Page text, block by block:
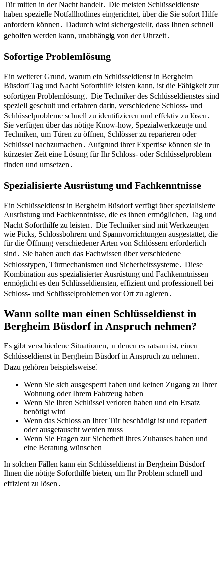
Tür mitten in der Nacht handelt․ Die meisten Schlüsseldienste
haben spezielle Notfallhotlines eingerichtet, über die Sie sofort Hilfe
anfordern können․ Dadurch wird sichergestellt, dass Ihnen schnell
geholfen werden kann, unabhängig von der Uhrzeit․
Sofortige Problemlösung
Ein weiterer Grund, warum ein Schlüsseldienst in Bergheim
Büsdorf Tag und Nacht Soforthilfe leisten kann, ist die Fähigkeit zur
sofortigen Problemlösung․ Die Techniker des Schlüsseldienstes sind
speziell geschult und erfahren darin, verschiedene Schloss- und
Schlüsselprobleme schnell zu identifizieren und effektiv zu lösen․
Sie verfügen über das nötige Know-how, Spezialwerkzeuge und
Techniken, um Türen zu öffnen, Schlösser zu reparieren oder
Schlüssel nachzumachen․ Aufgrund ihrer Expertise können sie in
kürzester Zeit eine Lösung für Ihr Schloss- oder Schlüsselproblem
finden und umsetzen․
Spezialisierte Ausrüstung und Fachkenntnisse
Ein Schlüsseldienst in Bergheim Büsdorf verfügt über spezialisierte
Ausrüstung und Fachkenntnisse, die es ihnen ermöglichen, Tag und
Nacht Soforthilfe zu leisten․ Die Techniker sind mit Werkzeugen
wie Picks, Schlossbohrern und Spannvorrichtungen ausgestattet, die
für die Öffnung verschiedener Arten von Schlössern erforderlich
sind․ Sie haben auch das Fachwissen über verschiedene
Schlosstypen, Türmechanismen und Sicherheitssysteme․ Diese
Kombination aus spezialisierter Ausrüstung und Fachkenntnissen
ermöglicht es den Schlüsseldiensten, effizient und professionell bei
Schloss- und Schlüsselproblemen vor Ort zu agieren․
Wann sollte man einen Schlüsseldienst in
Bergheim Büsdorf in Anspruch nehmen?​
Es gibt verschiedene Situationen, in denen es ratsam ist, einen
Schlüsseldienst in Bergheim Büsdorf in Anspruch zu nehmen․
Dazu gehören beispielsweise⁚
Wenn Sie sich ausgesperrt haben und keinen Zugang zu Ihrer
Wohnung oder Ihrem Fahrzeug haben
Wenn Sie Ihren Schlüssel verloren haben und ein Ersatz
benötigt wird
Wenn das Schloss an Ihrer Tür beschädigt ist und repariert
oder ausgetauscht werden muss
Wenn Sie Fragen zur Sicherheit Ihres Zuhauses haben und
eine Beratung wünschen
In solchen Fällen kann ein Schlüsseldienst in Bergheim Büsdorf
Ihnen die nötige Soforthilfe bieten, um Ihr Problem schnell und
effizient zu lösen․